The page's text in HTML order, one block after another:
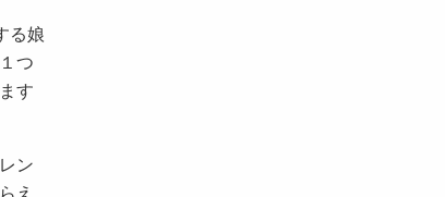
る娘
つ
す
ン